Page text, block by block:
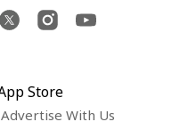
Advertise With Us